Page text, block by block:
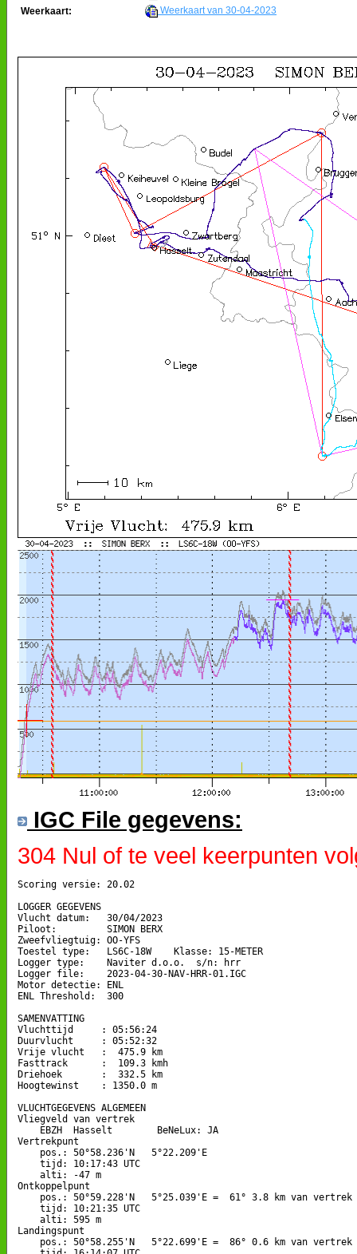
Weerkaart:
Weerkaart van 30-04-2023
IGC File gegevens:
304 Nul of te veel keerpunten
Scoring versie: 20.02
LOGGER GEGEVENS
Vlucht datum:   30/04/2023
Piloot:         SIMON BERX
Zweefvliegtuig: OO-YFS
Toestel type:   LS6C-18W    Klasse: 15-METER
Logger type:    Naviter d.o.o.  s/n: hrr
Logger file:    2023-04-30-NAV-HRR-01.IGC
Motor detectie: ENL
ENL Threshold:  300
SAMENVATTING
Vluchttijd     : 05:56:24
Duurvlucht     : 05:52:32
Vrije vlucht   :  475.9 km
Fasttrack      :  109.3 kmh
Driehoek       :  332.5 km
Hoogtewinst    : 1350.0 m
VLUCHTGEGEVENS ALGEMEEN
Vliegveld van vertrek
    EBZH  Hasselt        BeNeLux: JA
Vertrekpunt
    pos.: 50°58.236'N   5°22.209'E
    tijd: 10:17:43 UTC
    alti: -47 m
Ontkoppelpunt
    pos.: 50°59.228'N   5°25.039'E =  61° 3.8 km van vertrek
    tijd: 10:21:35 UTC
    alti: 595 m
Landingspunt
    pos.: 50°58.255'N   5°22.699'E =  86° 0.6 km van vertrek